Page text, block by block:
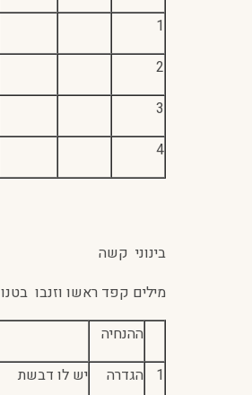
1
2
3
4
בינוני קשה
מילים קפד ראשו וזנבו בטנו
ההנחיה
1
הגדרה יש לו דבשת